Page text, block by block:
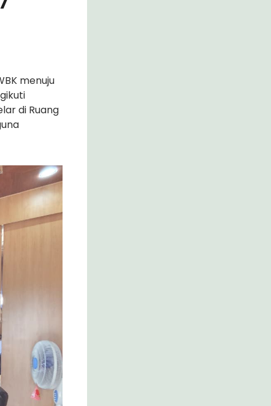
menuju
di Ruang